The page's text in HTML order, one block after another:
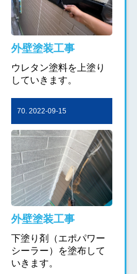
外壁塗装工事
ウレタン塗料を上塗り
していきます。
70. 2022-09-15
外壁塗装工事
下塗り剤（エポパワー
シーラー）を塗布して
いきます。